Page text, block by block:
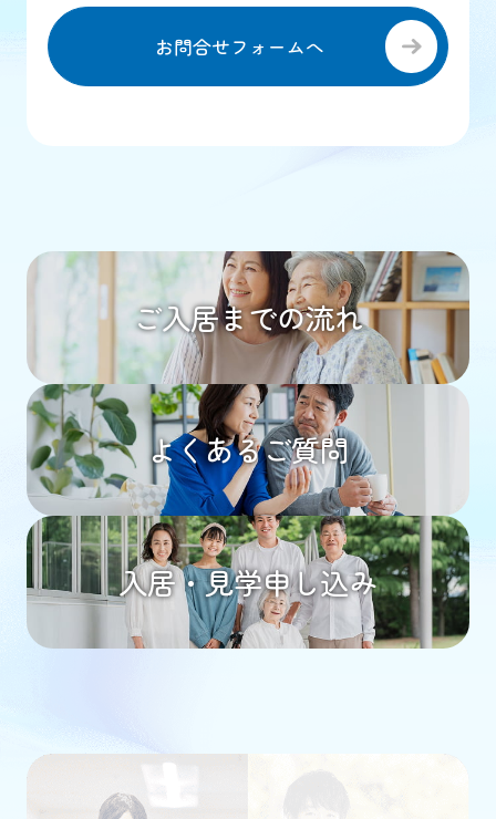
お問合せフォームへ
ご入居までの流れ
よくあるご質問
入居・見学申し込み